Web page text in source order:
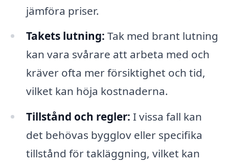
jämföra priser.
Takets lutning: Tak med brant lutning
kan vara svårare att arbeta med och
kräver ofta mer försiktighet och tid,
vilket kan höja kostnaderna.
Tillstånd och regler: I vissa fall kan
det behövas bygglov eller specifika
tillstånd för takläggning, vilket kan